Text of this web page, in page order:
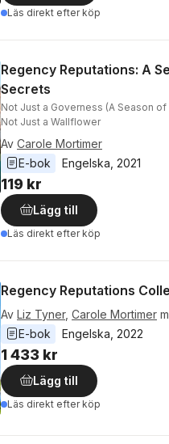
Läs direkt efter köp
Regency Reputations: A
Secrets
Not Just a Governess (A Season
Not Just a Wallflower
Av Carole Mortimer
E-bok
Engelska 2021
119 kr
Lägg till
Läs direkt efter köp
Regency Reputations
Av Liz Tyner, Carole Mortimer
E-bok
Engelska 2022
1 433 kr
Lägg till
Läs direkt efter köp